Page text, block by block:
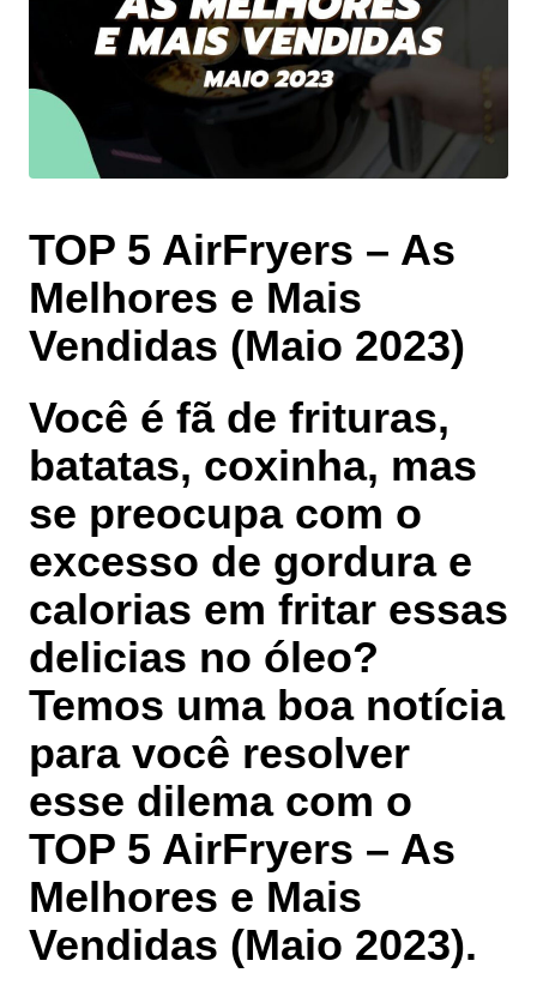
TOP 5 AirFryers – As
Melhores e Mais
Vendidas (Maio 2023)
Você é fã de frituras,
batatas, coxinha, mas
se preocupa com o
excesso de gordura e
calorias em fritar essas
delicias no óleo?
Temos uma boa notícia
para você resolver
esse dilema com o
TOP 5 AirFryers – As
Melhores e Mais
Vendidas (Maio 2023).